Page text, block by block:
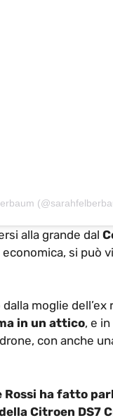
alla grande dal
si può
moglie dell’ex
in un attico, e
con anche
Rossi ha fatto
Citroen DS7